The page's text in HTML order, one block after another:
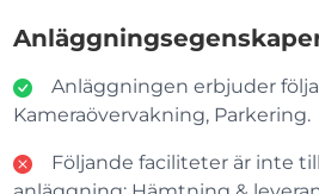
Anläggningen erbjuder
Kameraövervakning, Parkering.
Följande faciliteter är inte